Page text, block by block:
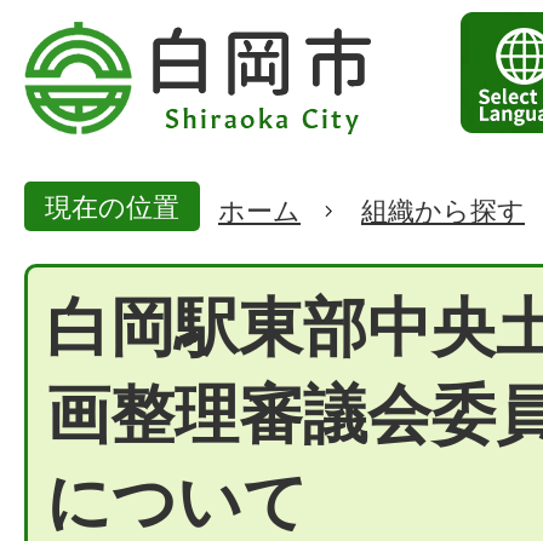
現在の位置 ホーム 組織から探す
白岡駅東部中央
画整理審議会委
について